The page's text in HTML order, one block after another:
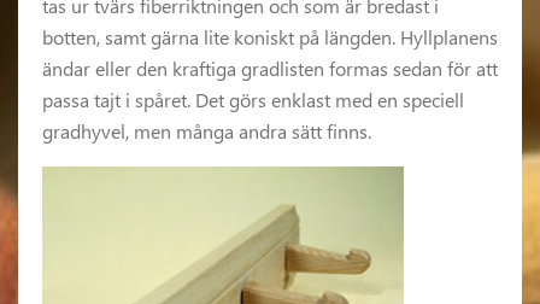
tas ur tvärs fiberriktningen och som är bredast i
botten, samt gärna lite koniskt på längden. Hyllplanens
ändar eller den kraftiga gradlisten formas sedan för att
passa tajt i spåret. Det görs enklast med en speciell
gradhyvel, men många andra sätt finns.